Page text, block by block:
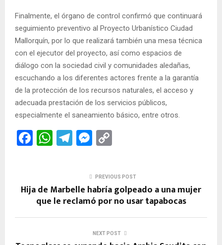
Finalmente, el órgano de control confirmó que continuará
seguimiento preventivo al Proyecto Urbanístico Ciudad
Mallorquín, por lo que realizará también una mesa técnica
con el ejecutor del proyecto, así como espacios de
diálogo con la sociedad civil y comunidades aledañas,
escuchando a los diferentes actores frente a la garantía
de la protección de los recursos naturales, el acceso y
adecuada prestación de los servicios públicos,
especialmente el saneamiento básico, entre otros.
F
b
o
o
W
s
A
p
T
gr
a
m
M
n
g
er
Li
n
k
PREVIOUS POST
Hija de Marbelle habría golpeado a una mujer
que le reclamó por no usar tapabocas
NEXT POST